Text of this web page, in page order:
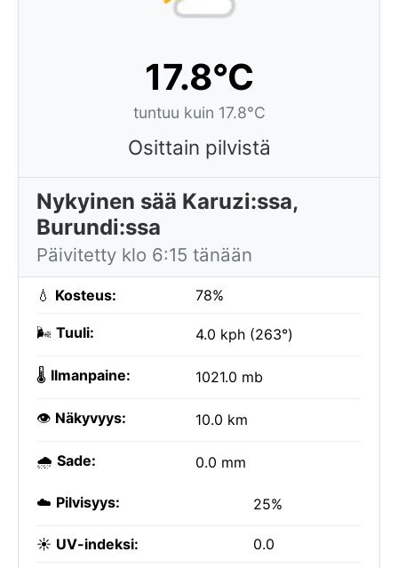
17.8°C
tuntuu kuin 17.8°C
Osittain pilvistä
Nykyinen sää Karuzi:ssa,
Burundi:ssa
Päivitetty klo 6:15 tänään
💧 Kosteus: 78%
🌬️ Tuuli: 4.0 kph (263°)
🌡️ Ilmanpaine: 1021.0 mb
👁️ Näkyvyys: 10.0 km
🌧️ Sade: 0.0 mm
☁️ Pilvisyys: 25%
☀️ UV-indeksi: 0.0